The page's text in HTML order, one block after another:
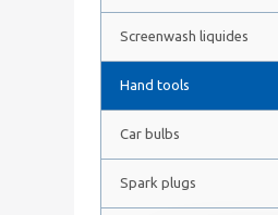
Screenwash liquides
Hand tools
Car bulbs
Spark plugs